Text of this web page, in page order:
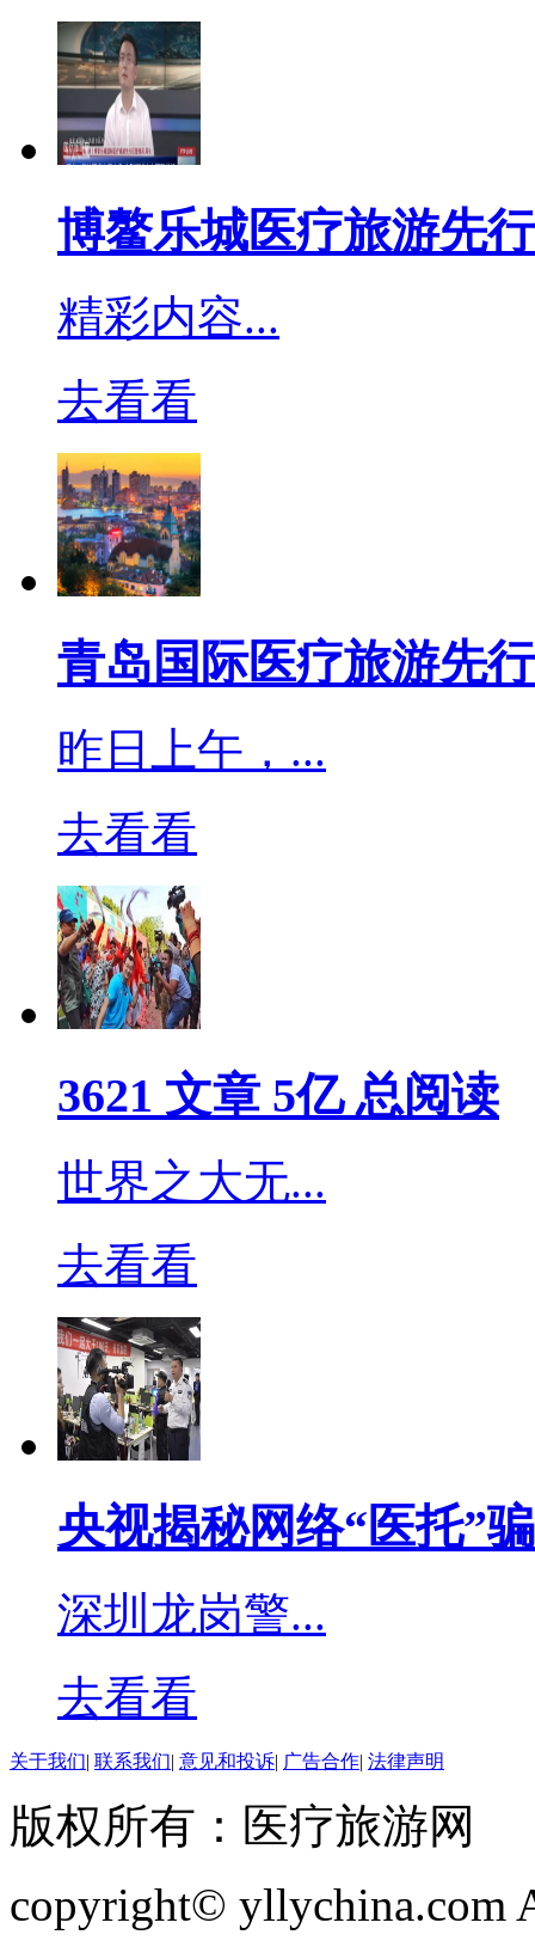
乌鸫、白头鹎、灰胸竹
除了常规强刺激强氧化
属于环境友好的杀病毒
二、两类可杀冠状病毒
1.季铵盐类消毒剂
阳离子季铵盐化合物广
近百年的历史。该类消
有效，无色、无臭、刺
双链季铵盐和复合季铵
苄基溴化铵（新洁尔灭
铵（度米芬）和十四烷
等。其中苯扎氯铵是单
毒成分，其消毒液兼有
护理，洗发香波，护发
电荷的细菌表面，改变
裂，从而起到杀灭作用
常用于在洗手液和粘膜
胺没有灭活冠状病毒的
有温和杀冠效果，需要作
人们发现单一品种的单
基氯化铵（沙力迪）,双
溴化（双十二烷基二甲
双链季铵盐，杀菌谱广，
藻类和病毒。双链季铵盐
表面张力的能力，主要
博鳌乐城医疗旅游先
精彩内容...
去看看
青岛国际医疗旅游先
昨日上午，...
去看看
3621 文章 5亿 总阅读
世界之大无...
去看看
央视揭秘网络“医托”骗
深圳龙岗警...
去看看
关于我们| 联系我们| 意见和投诉| 广告合作| 法律声明
版权所有：医疗旅游网
copyright© yllychina.com